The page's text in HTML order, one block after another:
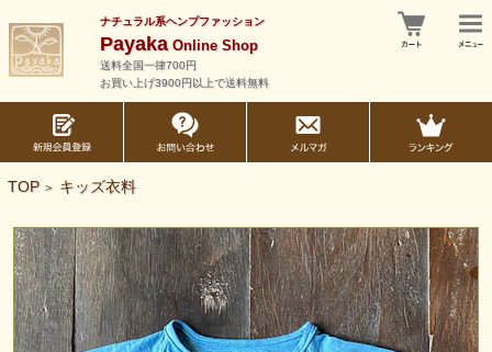
ナチュラル系ヘンプファッション
PayakaOnline Shop
送料全国一律700円
お買い上げ3900円以上で送料無料
TOP > キッズ衣料